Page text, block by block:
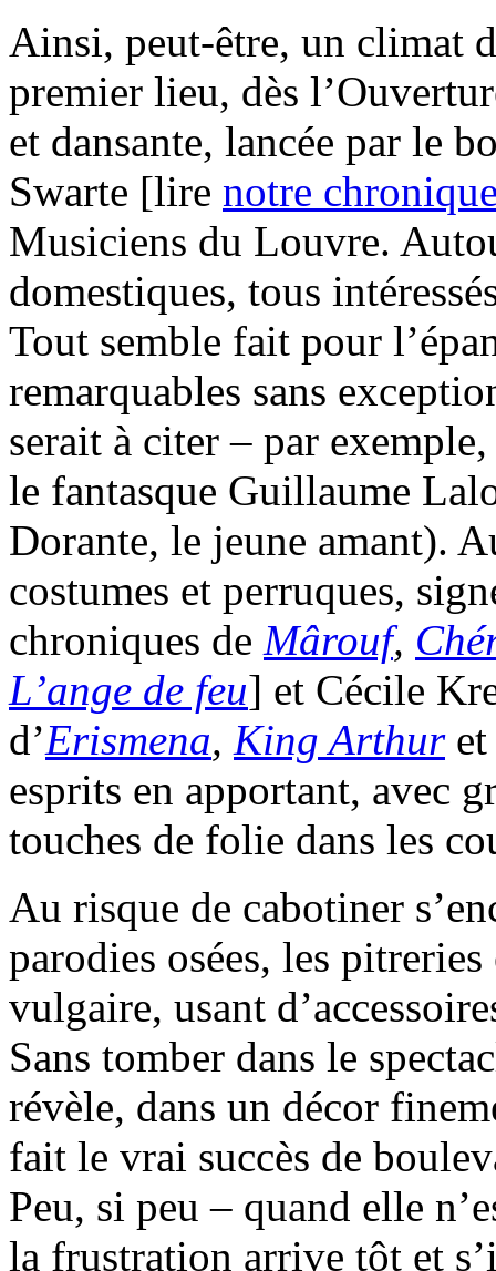
Ainsi, peut-être, un climat
premier lieu, dès
et dansante, lancée par le
Swarte [lire notre
Musiciens du Louvre.
domestiques, tous
Tout semble fait pour
remarquables sans
serait à citer – par
le fantasque Guillaume
Dorante, le jeune amant).
costumes et perruques,
chroniques de Mârouf,
L’ange de feu] et Cécile
d’Erismena, King Arthur
esprits en apportant, avec
touches de folie dans les
Au risque de cabotiner
parodies osées, les
vulgaire, usant
Sans tomber dans le
révèle, dans un décor
fait le vrai succès de
Peu, si peu – quand elle
la frustration arrive tôt et